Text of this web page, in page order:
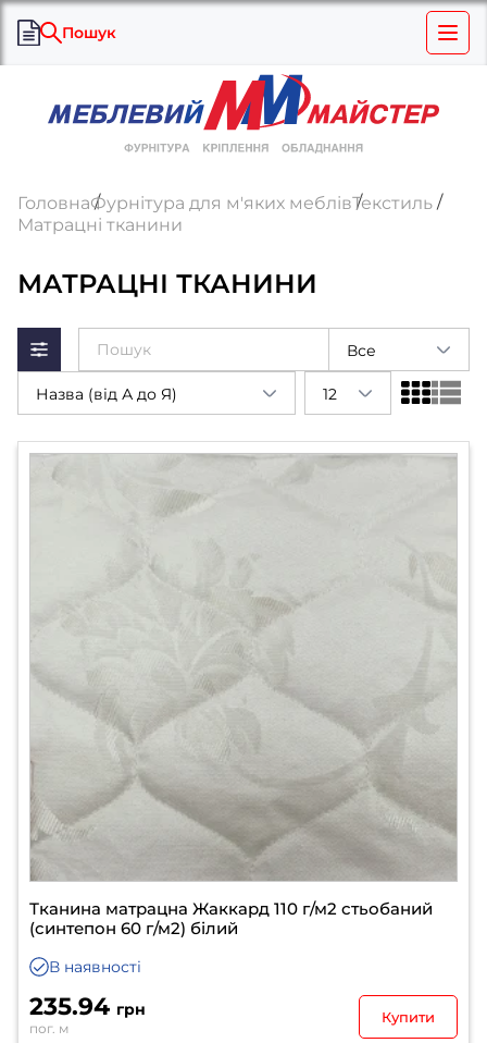
Пошук
ГоловнаФурнітура для м'яких меблівТекстиль
Матрацні тканини
МАТРАЦНІ ТКАНИНИ
Все
Назва (від А до Я) 12
Тканина матрацна Жаккард 110 г/м2 стьобаний
(синтепон 60 г/м2) білий
В наявності
235.94 грн
пог. м
Купити